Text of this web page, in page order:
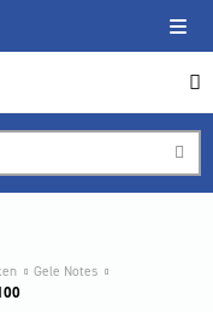
Gele Notes